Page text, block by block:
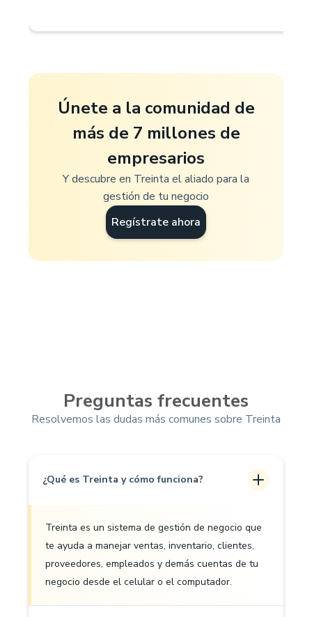
Únete a la comunidad de
más de 7 millones de
empresarios
Y descubre en Treinta el aliado para la
gestión de tu negocio
Regístrate ahora
Preguntas frecuentes
Resolvemos las dudas más comunes sobre Treinta
¿Qué es Treinta y cómo funciona?
Treinta es un sistema de gestión de negocio que
te ayuda a manejar ventas, inventario, clientes,
proveedores, empleados y demás cuentas de tu
negocio desde el celular o el computador.